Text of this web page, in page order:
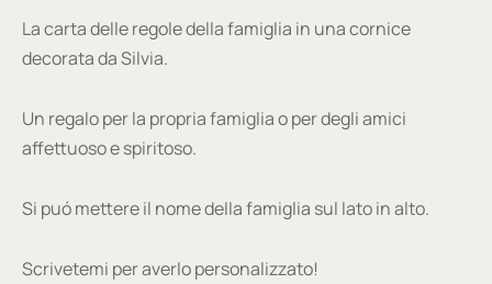
La carta delle regole della famiglia in una cornice
decorata da Silvia.
Un regalo per la propria famiglia o per degli amici
affettuoso e spiritoso.
Si puó mettere il nome della famiglia sul lato in alto.
Scrivetemi per averlo personalizzato!